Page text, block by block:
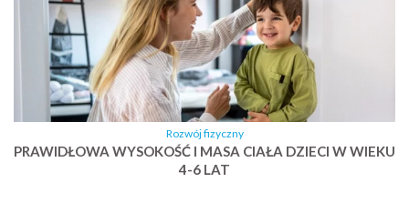
Rozwój fizyczny
PRAWIDŁOWA WYSOKOŚĆ I MASA CIAŁA DZIECI W WIEKU
4-6 LAT